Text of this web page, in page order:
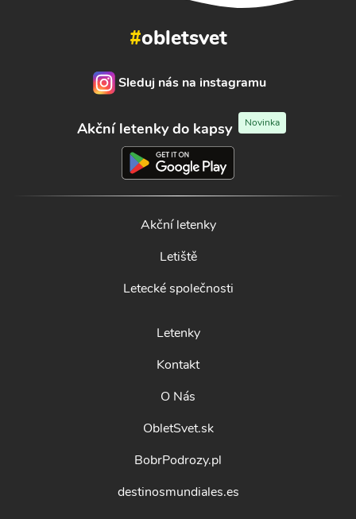
#obletsvet
Sleduj nás na instagramu
Akční letenky do kapsy Novinka
Akční letenky
Letiště
Letecké společnosti
Letenky
Kontakt
O Nás
ObletSvet.sk
BobrPodrozy.pl
destinosmundiales.es